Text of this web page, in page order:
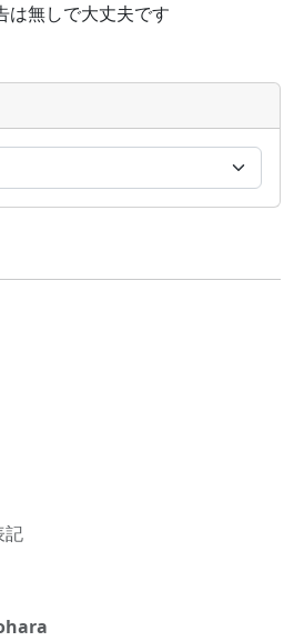
は無しで大丈夫です
記